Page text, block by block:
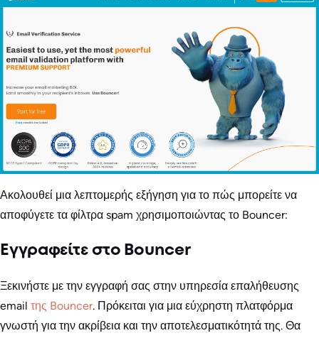
Ακολουθεί μια λεπτομερής εξήγηση για το πώς μπορείτε να
αποφύγετε τα φίλτρα spam χρησιμοποιώντας το Bouncer:
Εγγραφείτε στο Bouncer
Ξεκινήστε με την εγγραφή σας στην υπηρεσία επαλήθευσης
email της Bouncer. Πρόκειται για μια εύχρηστη πλατφόρμα
γνωστή για την ακρίβεια και την αποτελεσματικότητά της. Θα